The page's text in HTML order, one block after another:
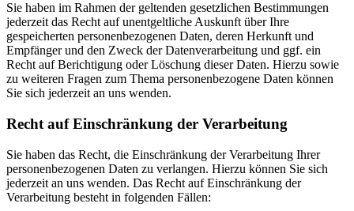
Sie haben im Rahmen der geltenden gesetzlichen Bestimmungen
jederzeit das Recht auf unentgeltliche Auskunft über Ihre
gespeicherten personenbezogenen Daten, deren Herkunft und
Empfänger und den Zweck der Datenverarbeitung und ggf. ein
Recht auf Berichtigung oder Löschung dieser Daten. Hierzu sowie
zu weiteren Fragen zum Thema personenbezogene Daten können
Sie sich jederzeit an uns wenden.
Recht auf Einschränkung der Verarbeitung
Sie haben das Recht, die Einschränkung der Verarbeitung Ihrer
personenbezogenen Daten zu verlangen. Hierzu können Sie sich
jederzeit an uns wenden. Das Recht auf Einschränkung der
Verarbeitung besteht in folgenden Fällen: